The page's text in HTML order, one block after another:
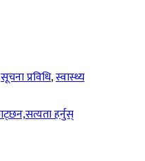
सूचना प्रविधि,स्वास्थ्य